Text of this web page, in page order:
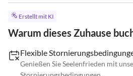
Erstellt mit KI
Warum dieses Zuhause
Flexible
Genießen Sie Seelenfrieden mit